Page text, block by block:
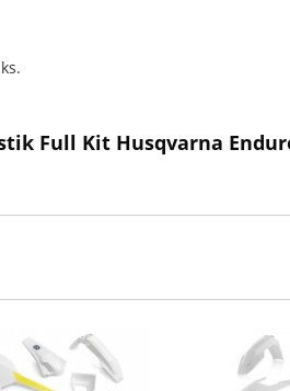
Full Kit Husqvarna